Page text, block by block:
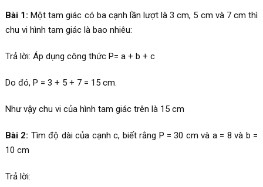
Bài 1: Một tam giác có ba cạnh lần lượt là 3 cm, 5 cm và 7 cm thì
chu vi hình tam giác là bao nhiêu:
Trả lời: Áp dụng công thức P= a + b + c
Do đó, P = 3 + 5 + 7 = 15 cm.
Như vậy chu vi của hình tam giác trên là 15 cm
Bài 2: Tìm độ dài của cạnh c, biết rằng P = 30 cm và a = 8 và b =
10 cm
Trả lời: